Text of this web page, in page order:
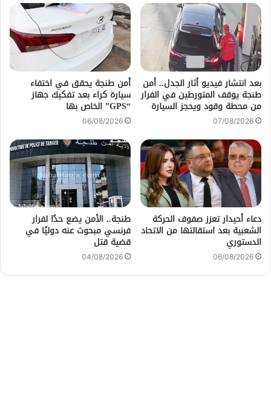
بعد انتشار فيديو أثار الجدل.. أمن
طنجة يوقف المتورطين في الفرار
من محطة وقود ويحجز السيارة
07/08/2026
أمن طنجة يحقق في اختفاء
سيارة كراء بعد تفكيك جهاز
“GPS” الخاص بها
06/08/2026
دعاء أحيدار تعزز صفوف الحركة
الشعبية بعد استقالتها من الاتحاد
الدستوري
06/08/2026
طنجة.. الأمن يضع حدًا لفرار
فرنسي مبحوث عنه دوليًا في
قضية قتل
04/08/2026